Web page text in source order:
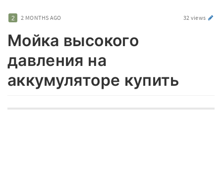
2 MONTHS AGO 32 views
Мойка высокого
давления на
аккумуляторе купить